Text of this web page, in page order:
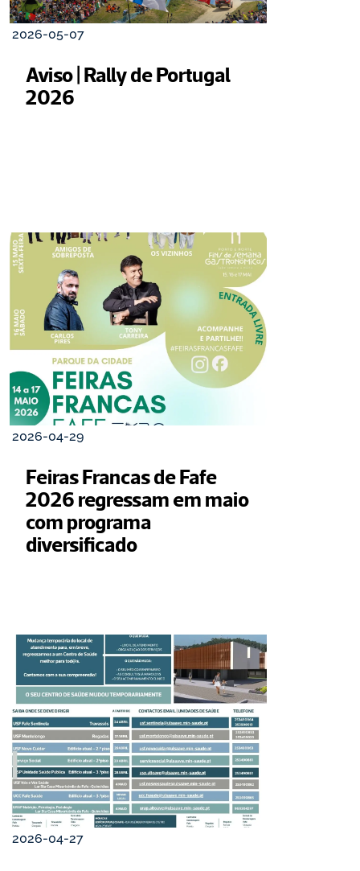
2026-05-07
Aviso | Rally de Portugal
2026
2026-04-29
Feiras Francas de Fafe
2026 regressam em maio
com programa
diversificado
2026-04-27